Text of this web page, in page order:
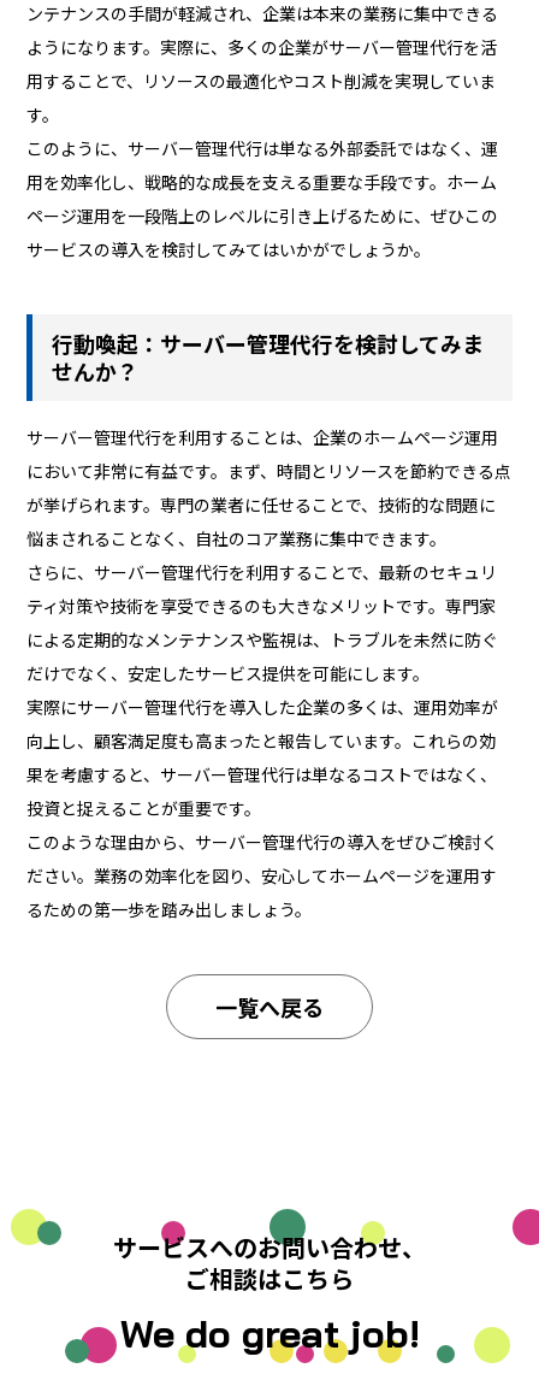
ンテナンスの手間が軽減され、企業は本来の業務に集中できる
ようになります。実際に、多くの企業がサーバー管理代行を活
用することで、リソースの最適化やコスト削減を実現していま
す。
このように、サーバー管理代行は単なる外部委託ではなく、運
用を効率化し、戦略的な成長を支える重要な手段です。ホーム
ページ運用を一段階上のレベルに引き上げるために、ぜひこの
サービスの導入を検討してみてはいかがでしょうか。
行動喚起：サーバー管理代行を検討してみま
せんか？
サーバー管理代行を利用することは、企業のホームページ運用
において非常に有益です。まず、時間とリソースを節約できる点
が挙げられます。専門の業者に任せることで、技術的な問題に
悩まされることなく、自社のコア業務に集中できます。
さらに、サーバー管理代行を利用することで、最新のセキュリ
ティ対策や技術を享受できるのも大きなメリットです。専門家
による定期的なメンテナンスや監視は、トラブルを未然に防ぐ
だけでなく、安定したサービス提供を可能にします。
実際にサーバー管理代行を導入した企業の多くは、運用効率が
向上し、顧客満足度も高まったと報告しています。これらの効
果を考慮すると、サーバー管理代行は単なるコストではなく、
投資と捉えることが重要です。
このような理由から、サーバー管理代行の導入をぜひご検討く
ださい。業務の効率化を図り、安心してホームページを運用す
るための第一歩を踏み出しましょう。
一覧へ戻る
サービスへのお問い合わせ、
ご相談はこちら
We do great job!